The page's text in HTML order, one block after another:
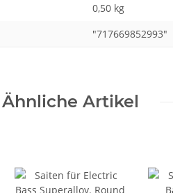
0,50 kg
"717669852993"
Ähnliche Artikel